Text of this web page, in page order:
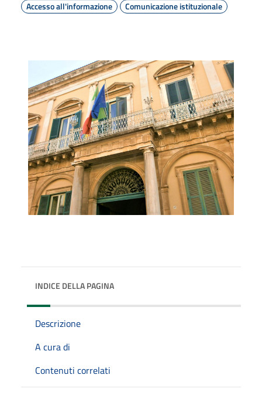
Accesso all'informazione
Comunicazione istituzionale
INDICE DELLA PAGINA
Descrizione
A cura di
Contenuti correlati